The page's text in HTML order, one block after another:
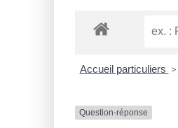
Accueil particuliers >
Question-réponse